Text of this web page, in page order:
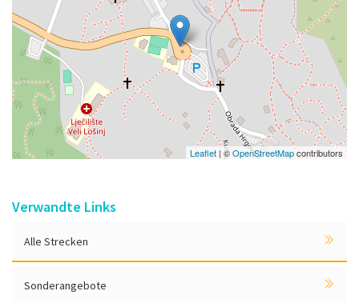
Leaflet | ©OpenStreetMapcontributors
Verwandte Links
Alle Strecken
Sonderangebote